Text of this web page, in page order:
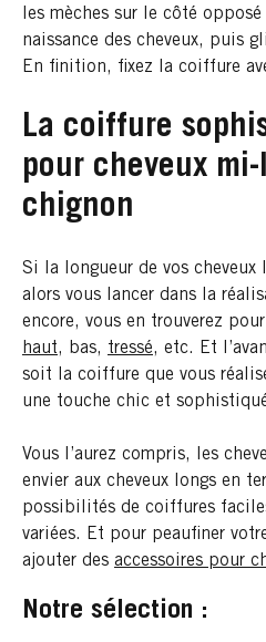
les mèches sur le côté
naissance des cheveux, puis
En finition, fixez la coiffure
La coiffure
pour cheveux
chignon
Si la longueur de vos cheveux
alors vous lancer dans la
encore, vous en trouverez
haut, bas, tressé, etc. Et
soit la coiffure que vous
une touche chic et
Vous l’aurez compris, les
envier aux cheveux longs en
possibilités de coiffures
variées. Et pour peaufiner
ajouter des accessoires pour
Notre sélection :